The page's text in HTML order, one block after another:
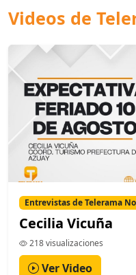
Videos de
Entrevistas de Telerama
Cecilia Vicuña
218 visualizaciones
Ver Video